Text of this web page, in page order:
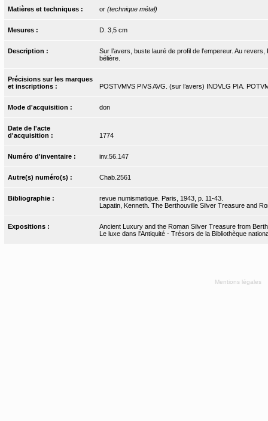
Matières et techniques : or (technique métal)
Mesures : D. 3,5 cm
Description :
Sur l’avers, buste lauré de profil de l’empereur. Au
bélière.
Précisions sur les marques
et inscriptions :
POSTVMVS PIVS AVG. (sur l’avers) INDVLG PIA.
Mode d'acquisition : don
Date de l'acte
d'acquisition :
1774
Numéro d'inventaire : inv.56.147
Autre(s) numéro(s) : Chab.2561
Bibliographie :
revue numismatique. Paris, 1943, p. 11-43.
Lapatin, Kenneth. The Berthouville Silver Treasure and
Expositions :
Ancient Luxury and the Roman Silver Treasure from
Le luxe dans l'Antiquité - Trésors de la Bibliothèque
Mentions légales